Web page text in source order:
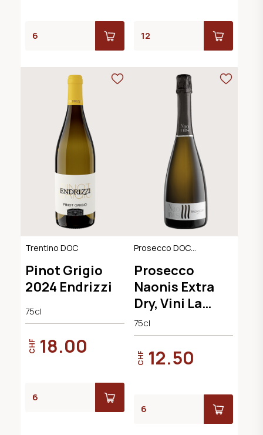
Trentino DOC
Pinot Grigio
2024 Endrizzi
75cl
CHF 18.00
Prosecco DOC
Prosecco
Naonis Extra
Dry, Vini La
Delizia
75cl
CHF 12.50